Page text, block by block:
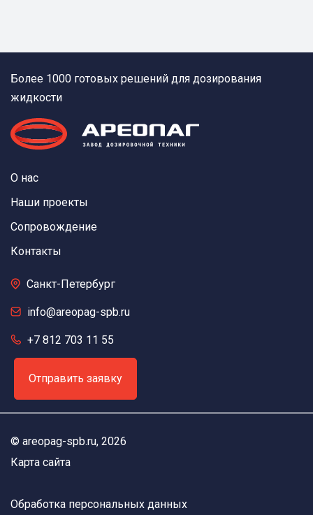
Более 1000 готовых решений для дозирования
жидкости
О нас
Наши проекты
Сопровождение
Контакты
Санкт-Петербург
info@areopag-spb.ru
+7 812 703 11 55
Отправить заявку
© areopag-spb.ru, 2026
Карта сайта
Обработка персональных данных